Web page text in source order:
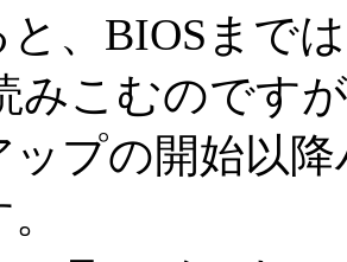
、BIOSまで
みこむのです
ップの開始以